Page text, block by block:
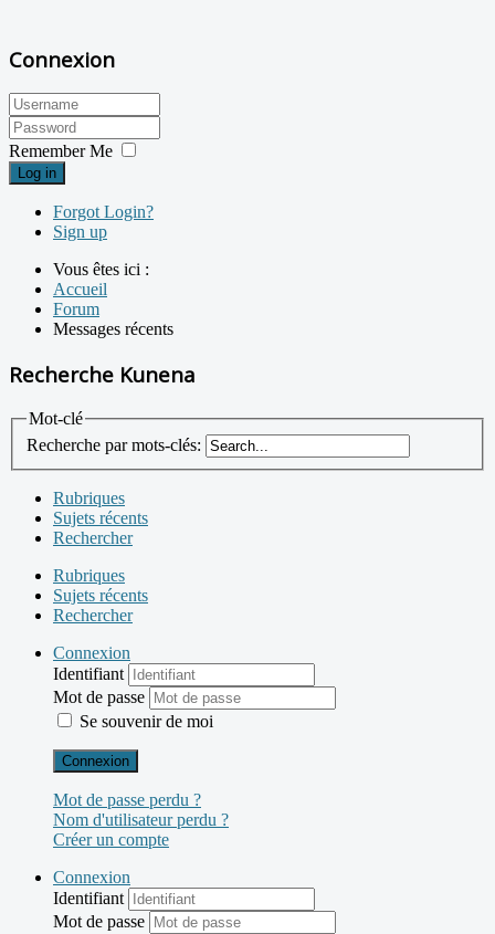
Connexion
Remember Me
Log in
Forgot Login?
Sign up
Vous êtes ici :
Accueil
Forum
Messages récents
Recherche Kunena
Mot-clé
Recherche par mots-clés:
Rubriques
Sujets récents
Rechercher
Rubriques
Sujets récents
Rechercher
Connexion
Identifiant
Mot de passe
Se souvenir de moi
Connexion
Mot de passe perdu ?
Nom d'utilisateur perdu ?
Créer un compte
Connexion
Identifiant
Mot de passe